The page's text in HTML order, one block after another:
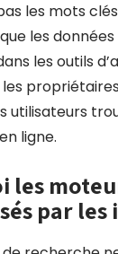
les mots
les
les outils
utilisateurs
ligne.
les
par les